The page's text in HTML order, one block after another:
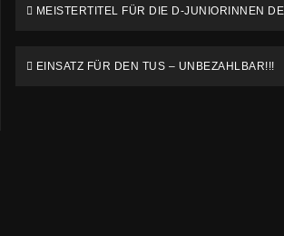
MEISTERTITEL FÜR DIE D-JUNIORINNEN
EINSATZ FÜR DEN TUS – UNBEZAHLBAR!!!